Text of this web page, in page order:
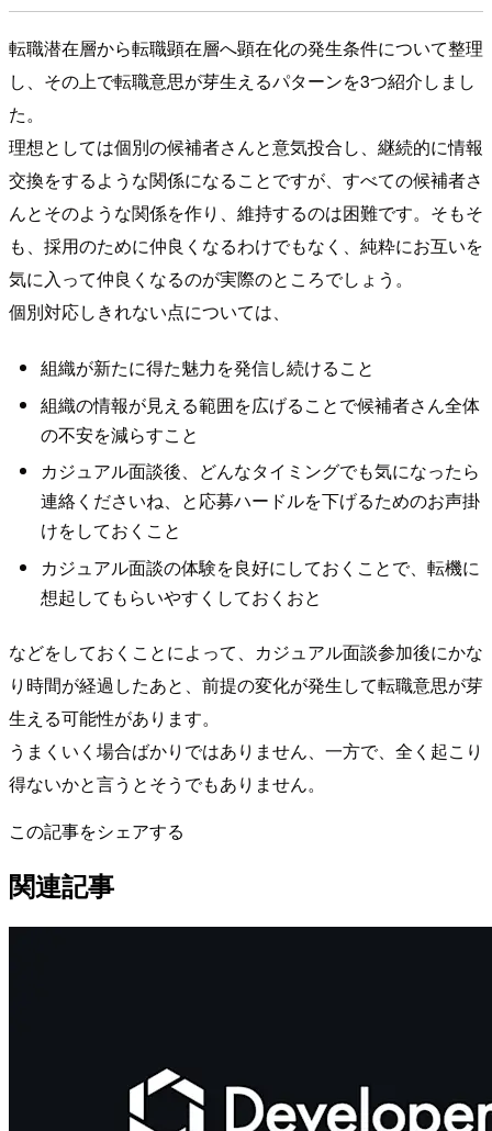
転職潜在層から転職顕在層へ顕在化の発生条件について整理
し、その上で転職意思が芽生えるパターンを3つ紹介しまし
た。
理想としては個別の候補者さんと意気投合し、継続的に情報
交換をするような関係になることですが、すべての候補者さ
んとそのような関係を作り、維持するのは困難です。そもそ
も、採用のために仲良くなるわけでもなく、純粋にお互いを
気に入って仲良くなるのが実際のところでしょう。
個別対応しきれない点については、
組織が新たに得た魅力を発信し続けること
組織の情報が見える範囲を広げることで候補者さん全体
の不安を減らすこと
カジュアル面談後、どんなタイミングでも気になったら
連絡くださいね、と応募ハードルを下げるためのお声掛
けをしておくこと
カジュアル面談の体験を良好にしておくことで、転機に
想起してもらいやすくしておくおと
などをしておくことによって、カジュアル面談参加後にかな
り時間が経過したあと、前提の変化が発生して転職意思が芽
生える可能性があります。
うまくいく場合ばかりではありません、一方で、全く起こり
得ないかと言うとそうでもありません。
この記事をシェアする
関連記事